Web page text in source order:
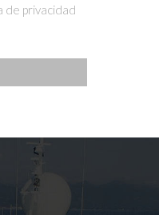
de privacidad